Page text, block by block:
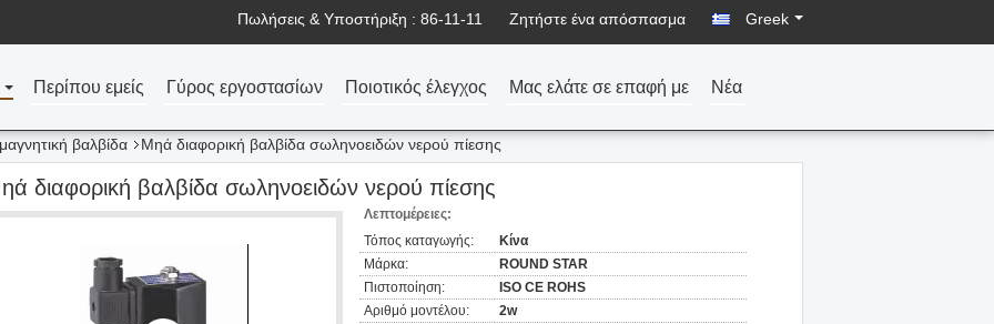
Πωλήσεις & Υποστήριξη : 86-11-11 Ζητήστε ένα απόσπασμα Greek
Περίπου εμείς Γύρος εργοστασίων Ποιοτικός έλεγχος Μας ελάτε σε επαφή με Νέα
βαλβίδα Μηά διαφορική βαλβίδα σωληνοειδών νερού πίεσης
διαφορική βαλβίδα σωληνοειδών νερού πίεσης
Λεπτομέρειες:
Τόπος καταγωγής:
Κίνα
Μάρκα:
ROUND STAR
Πιστοποίηση:
ISO CE ROHS
Αριθμό μοντέλου:
2w